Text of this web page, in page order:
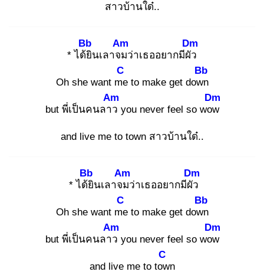
สาวบ้านใด๋..
* ได้ยิ
Bb
นเลาจม
Am
ว่าเธออยากมีผัว
Dm
Oh she want me
C
to make get down
Bb
but พี่เป็นคนลาว
Am
you never feel so wow
Dm
and live me to town สาวบ้านใด๋..
* ได้ยิ
Bb
นเลาจม
Am
ว่าเธออยากมีผัว
Dm
Oh she want me
C
to make get down
Bb
but พี่เป็นคนลาว
Am
you never feel so wow
Dm
and live me to tow
C
n